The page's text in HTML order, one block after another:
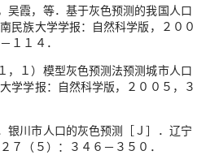
吴霞，等．基于灰色预测的我国人口
民族大学学报：自然科学版，２００
１１４．
，１）模型灰色预测法预测城市人口
学学报：自然科学版，２００５，３
银川市人口的灰色预测［Ｊ］．辽宁
７（５）：３４６－３５０．